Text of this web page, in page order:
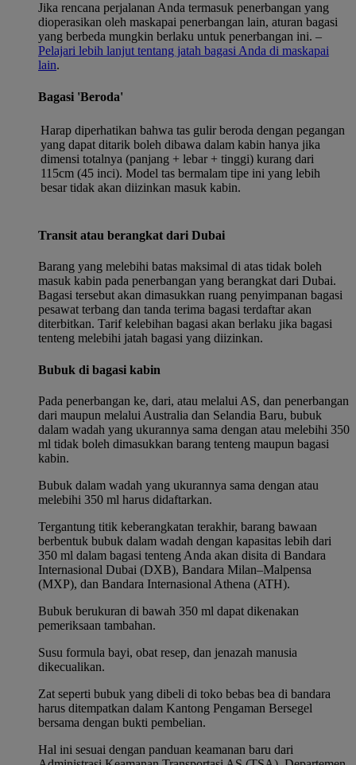
Jika rencana perjalanan Anda termasuk penerbangan yang
dioperasikan oleh maskapai penerbangan lain, aturan bagasi
yang berbeda mungkin berlaku untuk penerbangan ini. –
Pelajari lebih lanjut tentang jatah bagasi Anda di maskapai
lain.
Bagasi 'Beroda'
Harap diperhatikan bahwa tas gulir beroda dengan pegangan
yang dapat ditarik boleh dibawa dalam kabin hanya jika
dimensi totalnya (panjang + lebar + tinggi) kurang dari
115cm (45 inci). Model tas bermalam tipe ini yang lebih
besar tidak akan diizinkan masuk kabin.
Transit atau berangkat dari Dubai
Barang yang melebihi batas maksimal di atas tidak boleh
masuk kabin pada penerbangan yang berangkat dari Dubai.
Bagasi tersebut akan dimasukkan ruang penyimpanan bagasi
pesawat terbang dan tanda terima bagasi terdaftar akan
diterbitkan. Tarif kelebihan bagasi akan berlaku jika bagasi
tenteng melebihi jatah bagasi yang diizinkan.
Bubuk di bagasi kabin
Pada penerbangan ke, dari, atau melalui AS, dan penerbangan
dari maupun melalui Australia dan Selandia Baru, bubuk
dalam wadah yang ukurannya sama dengan atau melebihi 350
ml tidak boleh dimasukkan barang tenteng maupun bagasi
kabin.
Bubuk dalam wadah yang ukurannya sama dengan atau
melebihi 350 ml harus didaftarkan.
Tergantung titik keberangkatan terakhir, barang bawaan
berbentuk bubuk dalam wadah dengan kapasitas lebih dari
350 ml dalam bagasi tenteng Anda akan disita di Bandara
Internasional Dubai (DXB), Bandara Milan–Malpensa
(MXP), dan Bandara Internasional Athena (ATH).
Bubuk berukuran di bawah 350 ml dapat dikenakan
pemeriksaan tambahan.
Susu formula bayi, obat resep, dan jenazah manusia
dikecualikan.
Zat seperti bubuk yang dibeli di toko bebas bea di bandara
harus ditempatkan dalam Kantong Pengaman Bersegel
bersama dengan bukti pembelian.
Hal ini sesuai dengan panduan keamanan baru dari